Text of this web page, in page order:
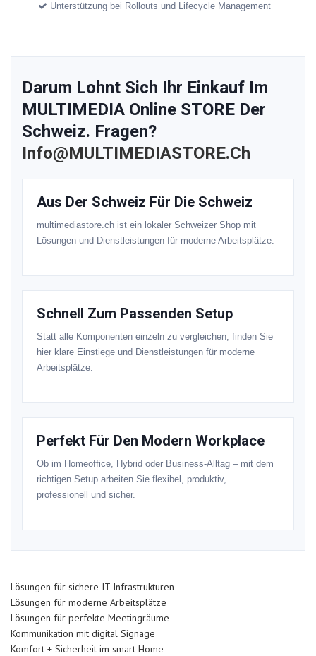
Unterstützung bei Rollouts und Lifecycle Management
Darum Lohnt Sich Ihr Einkauf Im
MULTIMEDIA Online STORE Der
Schweiz. Fragen?
Info@MULTIMEDIASTORE.ch
Aus Der Schweiz Für Die Schweiz
multimediastore.ch ist ein lokaler Schweizer Shop mit
Lösungen und Dienstleistungen für moderne Arbeitsplätze.
Schnell Zum Passenden Setup
Statt alle Komponenten einzeln zu vergleichen, finden Sie
hier klare Einstiege und Dienstleistungen für moderne
Arbeitsplätze.
Perfekt Für Den Modern Workplace
Ob im Homeoffice, Hybrid oder Business-Alltag – mit dem
richtigen Setup arbeiten Sie flexibel, produktiv,
professionell und sicher.
Lösungen für sichere IT Infrastrukturen
Lösungen für moderne Arbeitsplätze
Lösungen für perfekte Meetingräume
Kommunikation mit digital Signage
Komfort + Sicherheit im smart Home